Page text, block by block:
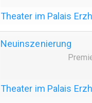
Theater im Palais
Neuinszenierung
Theater im Palais